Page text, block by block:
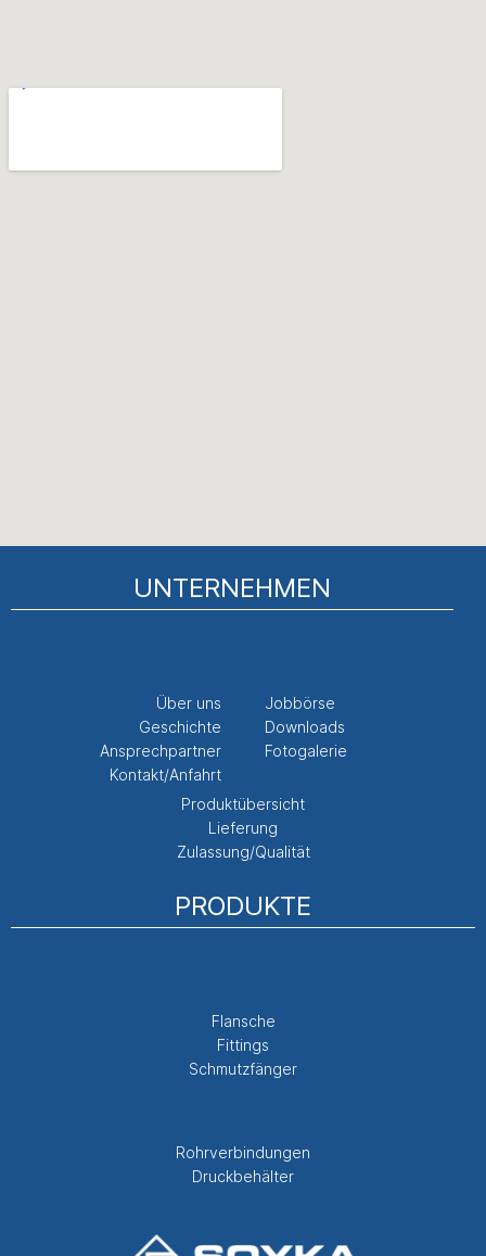
UNTERNEHMEN
Über uns
Geschichte
Ansprechpartner
Kontakt/Anfahrt
Jobbörse
Downloads
Fotogalerie
Produktübersicht
Lieferung
Zulassung/Qualität
PRODUKTE
Flansche
Fittings
Schmutzfänger
Rohrverbindungen
Druckbehälter